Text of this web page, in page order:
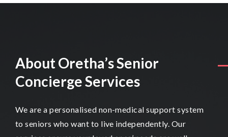
About Oretha’s Senior
Concierge Services
We are a personalised non-medical support system
to seniors who want to live independently. Our